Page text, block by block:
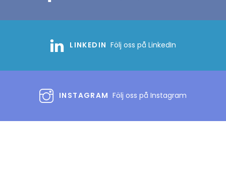
LINKEDIN Följ oss på LinkedIn
INSTAGRAM Följ oss på Instagram